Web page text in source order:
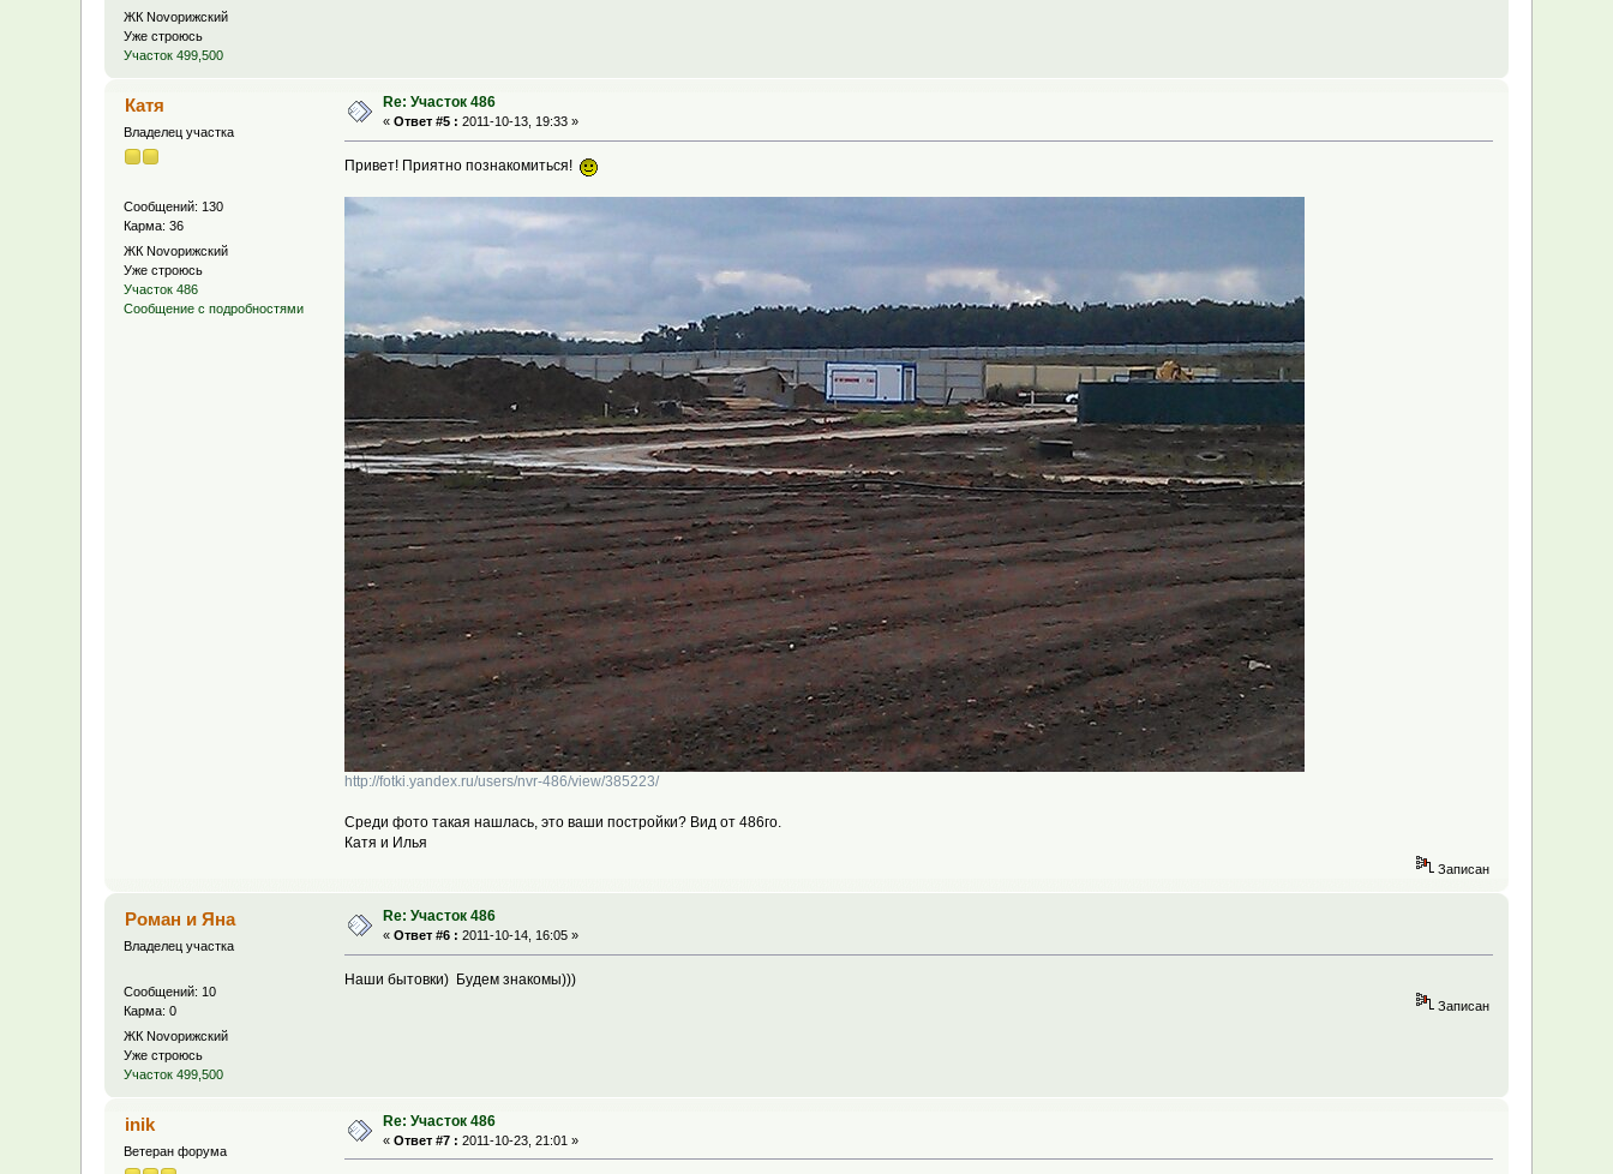
ЖК Novoрижский
Уже строюсь
Участок 499,500
Катя
Владелец участка
Сообщений: 130
Карма: 36
ЖК Novoрижский
Уже строюсь
Участок 486
Сообщение с подробностями
Re: Участок 486
«Ответ #5 : 2011-10-13, 19:33 »
Привет! Приятно познакомиться!
http://fotki.yandex.ru/users/nvr-486/view/385223/
Среди фото такая нашлась, это ваши постройки? Вид от 486го.
Катя и Илья
Записан
Роман и Яна
Владелец участка
Сообщений: 10
Карма: 0
ЖК Novoрижский
Уже строюсь
Участок 499,500
Re: Участок 486
«Ответ #6 : 2011-10-14, 16:05 »
Наши бытовки) Будем знакомы)))
Записан
inik
Ветеран форума
Re: Участок 486
«Ответ #7 : 2011-10-23, 21:01 »